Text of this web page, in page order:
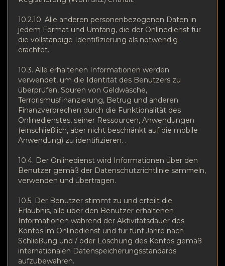
10.2.10. Alle anderen personenbezogenen Daten in
jedem Format und Umfang, die der Onlinedienst für
die vollständige Identifizierung als notwendig
erachtet.
10.3. Alle erhaltenen Informationen werden
verwendet, um die Identität des Benutzers zu
überprüfen, Spuren von Geldwäsche,
Terrorismusfinanzierung, Betrug und anderen
Finanzverbrechen durch die Funktionalität des
Onlinedienstes, seiner Ressourcen, Anwendungen
(einschließlich, aber nicht beschränkt auf die mobile
Anwendung) zu identifizieren. .
10.4. Der Onlinedienst wird Informationen über den
Benutzer gemäß der Datenschutzrichtlinie sammeln,
verwenden und übertragen.
10.5. Der Benutzer stimmt zu und erteilt die
Erlaubnis, alle über den Benutzer erhaltenen
Informationen während der Aktivitätsdauer des
Kontos im Onlinedienst und für fünf Jahre nach
Schließung und / oder Löschung des Kontos gemäß
internationalen Datenspeicherungsstandards
aufzubewahren.